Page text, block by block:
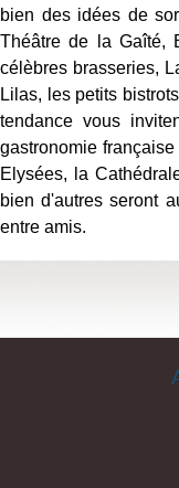
bien des idées de
Théâtre de la Gaîté,
célèbres brasseries,
Lilas, les petits
tendance vous
gastronomie
Elysées, la
bien d'autres seront
entre amis.